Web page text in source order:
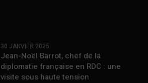
30 JANVIER 2025
Jean-Noël Barrot, chef de la
diplomatie française en RDC : une
visite sous haute tension